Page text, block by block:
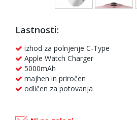
Lastnosti:
izhod za polnjenje C-Type
Apple Watch Charger
5000mAh
majhen in priročen
odličen za potovanja